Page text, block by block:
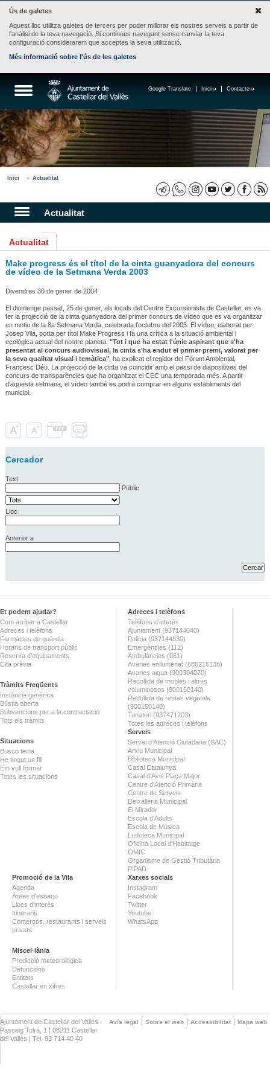
Ús de galetes
Aquest lloc utilitza galetes de tercers per poder millorar els nostres serveis a partir de
l'anàlisi de la teva navegació. Si continues navegant sense canviar la teva
configuració considerarem que acceptes la seva utilització.
Més informació sobre l'ús de les galetes
Contacte
Inici
Google Translate
Inici Actualitat
Actualitat
Actualitat
Make progress és el títol de la cinta guanyadora del concurs
de vídeo de la Setmana Verda 2003
Divendres 30 de gener de 2004
El diumenge passat, 25 de gener, als locals del Centre Excursionista de Castellar, es va
fer la projecció de la cinta guanyadora del primer concurs de vídeo que es va organitzar
en motiu de la 8a Setmana Verda, celebrada l'octubre del 2003. El vídeo, elaborat per
Josep Vila, porta per títol Make Progress i fa una crítica a la situació ambiental i
ecològica actual del nostre planeta. "Tot i que ha estat l'únic aspirant que s'ha
presentat al concurs audiovisual, la cinta s'ha endut el primer premi, valorat per
la seva qualitat visual i temàtica", ha explicat el regidor del Fòrum Ambiental,
Francesc Déu. La projecció de la cinta va coincidir amb el passi de diapositives del
concurs de transparències que ha organitzat el CEC una temporada més. A partir
d'aquesta setmana, el vídeo també es podrà comprar en alguns establiments del
municipi.
Cercador
Text
Públic
Lloc
Anterior a
Et podem ajudar?
Com arribar a Castellar
Adreces i telèfons
Farmàcies de guàrdia
Horaris de transport públic
Reserva d'equipaments
Cita prèvia
Tràmits Freqüents
Instància genèrica
Bústia oberta
Subvencions per a la contractació
Tots els tràmits
Situacions
Busco feina
He tingut un fill
Em vull formar
Totes les situacions
Adreces i telèfons
Telèfons d'interès
Ajuntament (937144040)
Policia (937144830)
Emergències (112)
Ambulàncies (061)
Avaries enllumenat (686216138)
Avaries aigua (900304070)
Recollida de mobles i altres
voluminosos (900150140)
Recollida de restes vegetals
(900150140)
Tanatori (937471203)
Totes les adreces i telèfons
Serveis
Servei d'Atenció Ciutadana (SAC)
Arxiu Municipal
Biblioteca Municipal
Casal Catalunya
Casal d'Avis Plaça Major
Centre d'Atenció Primària
Centre de Serveis
Deixalleria Municipal
El Mirador
Escola d'Adults
Escola de Música
Ludoteca Municipal
Oficina Local d'Habitatge
OMIC
Organisme de Gestió Tributària
PIPAD
Promoció de la Vila
Agenda
Àrees d'esbarjo
Llocs d'interès
Itineraris
Comerços, restaurants i serveis
privats
Miscel·lània
Predicció meteorològica
Defuncions
Entitats
Castellar en xifres
Xarxes socials
Instagram
Facebook
Twitter
Youtube
WhatsApp
Avís legal Sobre el web Accessibilitat Mapa web
Ajuntament de Castellar del Vallès ·
Passeig Tolrà, 1 | 08211 Castellar
del Vallès | Tel. 93 714 40 40